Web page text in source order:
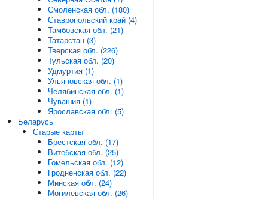
Смоленская обл. (180)
Ставропольский край (4)
Тамбовская обл. (21)
Татарстан (3)
Тверская обл. (226)
Тульская обл. (20)
Удмуртия (1)
Ульяновская обл. (1)
Челябинская обл. (1)
Чувашия (1)
Ярославская обл. (5)
Беларусь
Старые карты
Брестская обл. (17)
Витебская обл. (25)
Гомельская обл. (12)
Гродненская обл. (22)
Минская обл. (24)
Могилевская обл. (26)